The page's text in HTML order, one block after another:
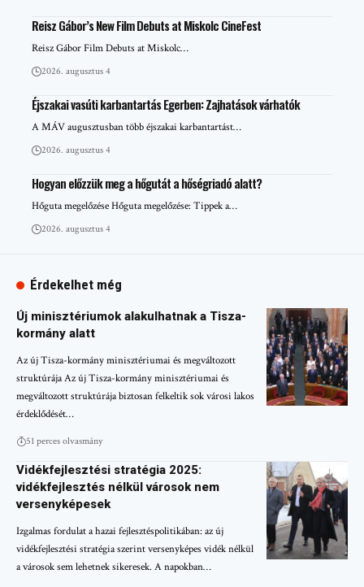
Reisz Gábor’s New Film Debuts at Miskolc CineFest
Reisz Gábor Film Debuts at Miskolc…
2026. augusztus 4
Éjszakai vasúti karbantartás Egerben: Zajhatások várhatók
A MÁV augusztusban több éjszakai karbantartást…
2026. augusztus 4
Hogyan előzzük meg a hőgutát a hőségriadó alatt?
Hőguta megelőzése Hőguta megelőzése: Tippek a…
2026. augusztus 4
Érdekelhet még
Új minisztériumok alakulhatnak a Tisza-
kormány alatt
Az új Tisza-kormány minisztériumai és megváltozott
struktúrája Az új Tisza-kormány minisztériumai és
megváltozott struktúrája biztosan felkeltik sok városi lakos
érdeklődését…
51 perces olvasmány
Vidékfejlesztési stratégia 2025:
vidékfejlesztés nélkül városok nem
versenyképesek
Izgalmas fordulat a hazai fejlesztéspolitikában: az új
vidékfejlesztési stratégia szerint versenyképes vidék nélkül
a városok sem lehetnek sikeresek. A napokban…